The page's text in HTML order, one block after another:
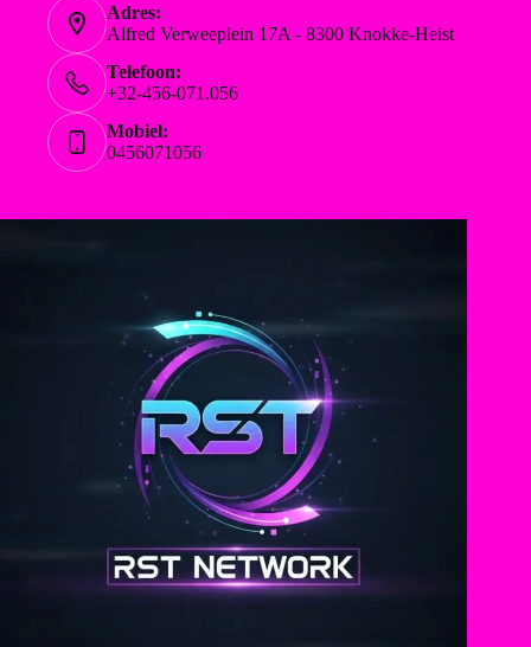
Adres:
Alfred Verweeplein 17A - 8300 Knokke-Heist
Telefoon:
+32-456-071.056
Mobiel:
0456071056